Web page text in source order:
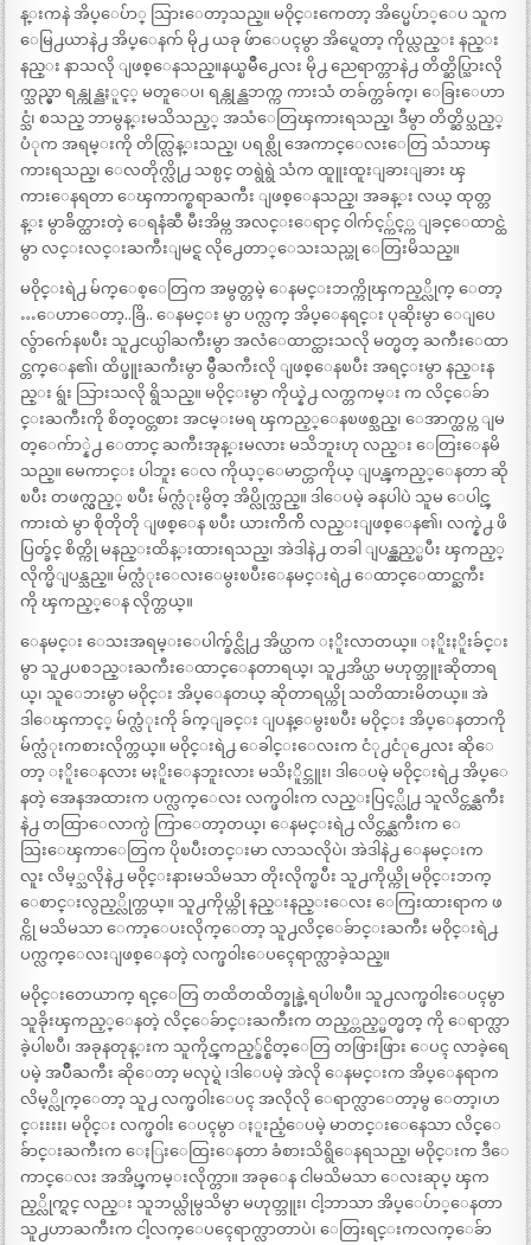
န္းကနဲ အိပ္ေပ်ာ္ သြားေတာ့သည္။ မ၀ိုင္းကေတာ့ အိပ္မေပ်ာ္ေပ သူက
ေမြ႕ယာနဲ႕ အိပ္ေနက် မို႕ ယခု ဖ်ာေပၚမွာ အိပ္ရေတာ့ ကိုယ္လည္း နည္း
နည္း နာသလို ျဖစ္ေနသည္။နယ္ၿမိဳ႕ေလး မို႕ ညေရာက္တာနဲ႕ တိတ္ဆိပ္သြားလို
က္သည္မွာ ရန္ကုန္ညႏူင့္ မတူေပ၊ ရန္ကုန္ညဘက္က ကားသံ တခ်က္တခ်က္၊ ေခြးေဟာ
င္သံ၊ စသည္ ဘာမွန္းမသိသည့္ အသံေတြၾကားရသည္၊ ဒီမွာ တိတ္ဆိပ္သည့္
ပံုက အရမ္းကို တိတ္လြန္းသည္၊ ပရစ္လို အေကာင္ေလးေတြ သံသာၾ
ကားရသည္၊ ေလတိုက္လို႕ သစ္ပင္ တရွဲရွဲ သံက ထူူးထူးျခားျခား ၾ
ကားေနရတာ ေၾကာက္စရာႀကီး ျဖစ္ေနသည္၊ အခန္း လယ္ ထုတ္တ
န္း မွာခ်ိတ္ထားတဲ့ ေရနံဆီ မီးအိမ္က အလင္းေရာင္ ၀ါက်င့္က်င့္က ျခင္ေထာင္ထဲ
မွာ လင္းလင္းႀကီးျမင္ရ လို႕ေတာ္ေသးသည္ဟု ေတြးမိသည္။
မ၀ိုင္းရဲ႕ မ်က္ေစ့ေတြက အမွတ္တမဲ့ ေနမင္းဘက္ကိုၾကည့္လိုက္ ေတာ့
…ေဟာေတာ့..ခြိ.. ေနမင္း မွာ ပက္လက္ အိပ္ေနရင္း ပုဆိုးမွာ ေျပေ
လွ်ာက်ေနၿပီး သူ႕ငယ္ပါႀကီးမွာ အလံေထာင္ထားသလို မတ္မတ္ ႀကီးေထာ
င္တက္ေန၏၊ ထိပ္ဖူးႀကီးမွာ မွိဳႀကီးလို ျဖစ္ေနၿပီး အရင္းမွာ နည္းန
ည္း ရွဴး သြားသလို ရွိသည္။ မ၀ိုင္းမွာ ကိုယ္နဲ႕ လက္တကမ္း က လိင္ေခ်ာ
င္းႀကီးကို စိတ္၀င္တစား အငမ္းမရ ၾကည့္ေနၿဖစ္သည္၊ ေအာက္ထပ္က ျမ
တ္ေက်ာ္နဲ႕ ေတာင္ ႀကီးအုန္းမလား မသိဘူးဟု လည္း ေတြးေနမိ
သည္။ မေကာင္း ပါဘူး ေလ ကိုယ့္ေမာင္ဟာကိုယ္ ျပန္ၾကည့္ေနတာ ဆို
ၿပီး တဖက္လွည့္ ၿပီး မ်က္လံုးမွိတ္ အိပ္လိုက္သည္။ ဒါေပမဲ့ ခနပါပဲ သူမ ေပါင္ၾ
ကားထဲ မွာ စိုတိုတို ျဖစ္ေန ၿပီး ယားက်ိက်ိ လည္းျဖစ္ေန၏၊ လက္နဲ႕ ဖိ
ပြတ္ခ်င္ စိတ္ကို မနည္းထိန္းထားရသည္၊ အဲဒါနဲ႕ တခါ ျပန္လွည့္ၿပီး ၾကည့္
လိုက္မိျပန္သည္။ မ်က္လံုးေလးေမွးၿပီးေနမင္းရဲ႕ ေထာင္ေထာင္ႀကီး
ကို ၾကည့္ေန လိုက္တယ္။
ေနမင္း ေသးအရမ္းေပါက္ခ်င္လို႕ အိပ္ယာက ႏိူးလာတယ္။ ႏိူးႏိူးခ်င္း
မွာ သူ႕ပစၥည္းႀကီးေထာင္ေနတာရယ္၊ သူ႕အိပ္ယာ မဟုတ္ဘူးဆိုတာရ
ယ္၊ သူေဘးမွာ မ၀ိုင္း အိပ္ေနတယ္ ဆိုတာရယ္ကို သတိထားမိတယ္။ အဲ
ဒါေၾကာင့္ မ်က္လံုးကို ခ်က္ျခင္း ျပန္ေမွးၿပီး မ၀ိုင္း အိပ္ေနတာကို
မ်က္လံုးကစားလိုက္တယ္။ မ၀ိုင္းရဲ႕ ေခါင္းေလးက ငံု႕ငံု႕ေလး ဆိုေ
တာ့ ႏိူးေနလား မႏိူးေနဘူးလား မသိႏိူင္ဘူး၊ ဒါေပမဲ့ မ၀ိုင္းရဲ႕ အိပ္ေ
နတဲ့ အေနအထားက ပက္လက္ေလး လက္ဖ၀ါးက လည္းပြင့္လို႕ သူလိင္တန္ႀကီး
နဲ႕ တထြာေလာက္ပဲ ကြာေတာ့တယ္၊ ေနမင္းရဲ႕ လိင္တန္ႀကီးက ေ
သြးေၾကာေတြက ပိုၿပီးတင္းမာ လာသလိုပဲ၊ အဲဒါနဲ႕ ေနမင္းက
လူး လိမ့္သလိုနဲ႕ မ၀ိုင္းနားမသိမသာ တိုးလိုက္ၿပီး သူ႕ကိုယ္ကို မ၀ိုင္းဘက္
ေစာင္းလွည့္လိုက္တယ္။ သူ႕ကိုယ္ကို နည္းနည္းေလး ေကြးထားရာက ဖ
င္ကို မသိမသာ ေကာ့ေပးလိုက္ေတာ့ သူ႕လိင္ေခ်ာင္းႀကီး မ၀ိုင္းရဲ႕
ပက္လက္ေလးျဖစ္ေနတဲ့ လက္ဖ၀ါးေပၚေရာက္လာခဲ့သည္။
မ၀ိုင္းတေယာက္ ရင္ေတြ တထိတထိတ္ခုန္ခဲ့ရပါၿပီ။ သူ႕လက္ဖ၀ါးေပၚမွာ
သူခိုးၾကည့္ေနတဲ့ လိင္ေခ်ာင္းႀကီးက တည့္တည့္မတ္မတ္ ကို ေရာက္လာ
ခဲ့ပါၿပီ၊ အခုနတုန္းက သူကိုင္ၾကည့္ခ်င္စိတ္ေတြ တဖြားဖြား ေပၚ လာခဲ့ရေ
ပမဲ့ အပ်ိဳႀကီး ဆိုေတာ့ မလုပ္ရဲ ၊ဒါေပမဲ့ အဲလို ေနမင္းက အိပ္ေနရာက
လိမ့္လိုက္ေတာ့ သူ႕ လက္ဖ၀ါးေပၚ အလိုလို ေရာက္လာေတာ့မွ ေတာ့၊ဟ
င္းးးး၊ မ၀ိုင္း လက္ဖ၀ါး ေပၚမွာ ႏူးညံ့ေပမဲ့ မာတင္းေနေသာ လိင္ေ
ခ်ာင္းႀကီးက ေႏြးေထြးေနတာ ခံစားသိရွိေနရသည္၊ မ၀ိုင္းက ဒီေ
ကာင္ေလး အအိပ္ၾကမ္းလိုက္တာ။ အခုေန ငါမသိမသာ ေလးဆုပ္ ၾက
ည့္လိုက္ရင္ လည္း သူဘယ္လိုမွသိမွာ မဟုတ္ဘူး၊ ငါ့ဘာသာ အိပ္ေပ်ာ္ေနတာ
သူ႕ဟာႀကီးက ငါ့လက္ေပၚေရာက္လာတာပဲ၊ ေတြးရင္းကလက္ေခ်ာ